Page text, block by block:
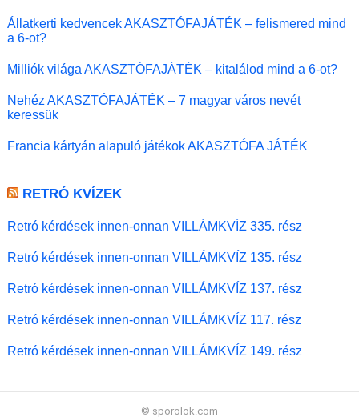
Állatkerti kedvencek AKASZTÓFAJÁTÉK – felismered mind
a 6-ot?
Milliók világa AKASZTÓFAJÁTÉK – kitalálod mind a 6-ot?
Nehéz AKASZTÓFAJÁTÉK – 7 magyar város nevét
keressük
Francia kártyán alapuló játékok AKASZTÓFA JÁTÉK
RETRÓ KVÍZEK
Retró kérdések innen-onnan VILLÁMKVÍZ 335. rész
Retró kérdések innen-onnan VILLÁMKVÍZ 135. rész
Retró kérdések innen-onnan VILLÁMKVÍZ 137. rész
Retró kérdések innen-onnan VILLÁMKVÍZ 117. rész
Retró kérdések innen-onnan VILLÁMKVÍZ 149. rész
© sporolok.com